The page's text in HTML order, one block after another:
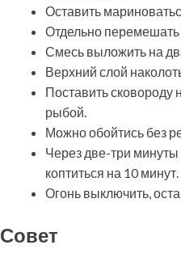
Оставить
Отдельно перемешать
Смесь выложить на
Верхний слой
Поставить сковороду
рыбой.
Можно обойтись без
Через две-три
коптиться на 10 минут.
Огонь выключить,
Совет